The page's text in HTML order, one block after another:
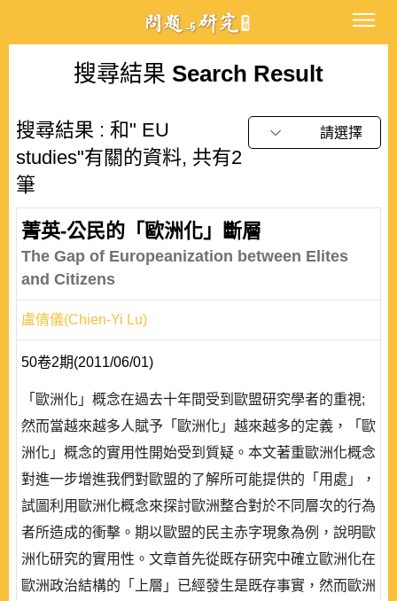
搜尋結果 Search Result
搜尋結果 : 和" EU
studies"有關的資料, 共有2
筆
請選擇
菁英-公民的「歐洲化」斷層
The Gap of Europeanization between Elites
and Citizens
盧倩儀(Chien-Yi Lu)
50卷2期(2011/06/01)
「歐洲化」概念在過去十年間受到歐盟研究學者的重視;
然而當越來越多人賦予「歐洲化」越來越多的定義，「歐
洲化」概念的實用性開始受到質疑。本文著重歐洲化概念
對進一步增進我們對歐盟的了解所可能提供的「用處」，
試圖利用歐洲化概念來探討歐洲整合對於不同層次的行為
者所造成的衝擊。期以歐盟的民主赤字現象為例，說明歐
洲化研究的實用性。文章首先從既存研究中確立歐洲化在
歐洲政治結構的「上層」已經發生是既存事實，然而歐洲